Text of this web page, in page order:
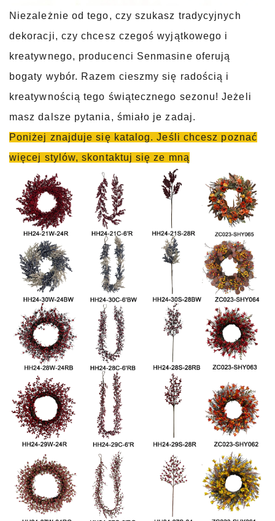
Niezależnie od tego, czy szukasz tradycyjnych
dekoracji, czy chcesz czegoś wyjątkowego i
kreatywnego, producenci Senmasine oferują
bogaty wybór. Razem cieszmy się radością i
kreatywnością tego świątecznego sezonu! Jeżeli
masz dalsze pytania, śmiało je zadaj.
Poniżej znajduje się katalog. Jeśli chcesz poznać
więcej stylów, skontaktuj się ze mną